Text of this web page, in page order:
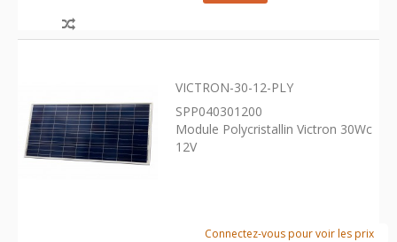
VICTRON-30-12-PLY
SPP040301200
Module Polycristallin Victron 30Wc
12V
Connectez-vous pour voir les prix